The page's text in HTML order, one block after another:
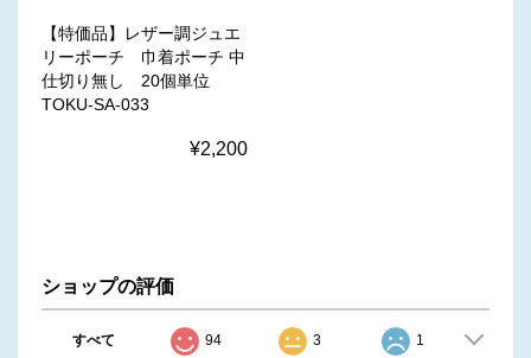
【特価品】レザー調ジュエ
リーポーチ 巾着ポーチ 中
仕切り無し 20個単位
TOKU-SA-033
¥2,200
ショップの評価
すべて 94 3 1